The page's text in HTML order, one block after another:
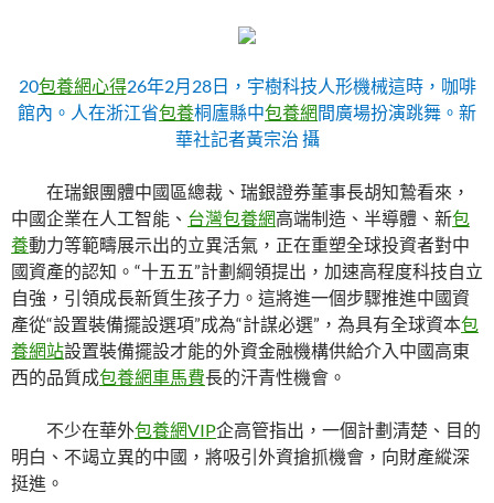
20包養網心得26年2月28日，宇樹科技人形機械這時，咖啡
館內。人在浙江省包養桐廬縣中包養網間廣場扮演跳舞。新
華社記者黃宗治 攝
在瑞銀團體中國區總裁、瑞銀證券董事長胡知鷙看來，
中國企業在人工智能、 台灣包養網高端制造、半導體、新包
養動力等範疇展示出的立異活氣，正在重塑全球投資者對中
國資產的認知。“十五五”計劃綱領提出，加速高程度科技自立
自強，引領成長新質生孩子力。這將進一個步驟推進中國資
產從“設置裝備擺設選項”成為“計謀必選”，為具有全球資本包
養網站設置裝備擺設才能的外資金融機構供給介入中國高東
西的品質成包養網車馬費長的汗青性機會。
不少在華外包養網VIP企高管指出，一個計劃清楚、目的
明白、不竭立異的中國，將吸引外資搶抓機會，向財產縱深
挺進。